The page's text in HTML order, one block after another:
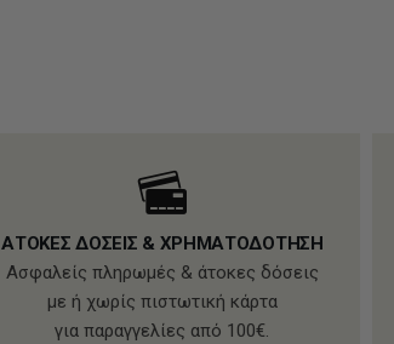
ΑΤΟΚΕΣ ΔΟΣΕΙΣ & ΧΡΗΜΑΤΟΔΟΤΗΣΗ
Ασφαλείς πληρωμές & άτοκες δόσεις
με ή χωρίς πιστωτική κάρτα
για παραγγελίες από 100€.